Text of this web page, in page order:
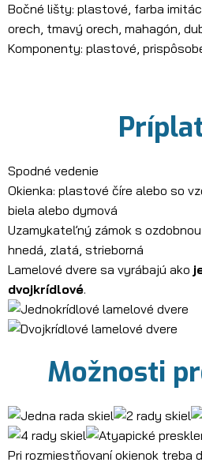
Bočné lišty: plastové, farba
orech, tmavý orech, mahagón,
Komponenty: plastové,
Spodné vedenie
Okienka: plastové číre alebo so
biela alebo dymová
Uzamykateľný zámok s
hnedá, zlatá, strieborná
Lamelové dvere sa vyrábajú ako
dvojkrídlové.
Možnosti
Pri rozmiestňovaní okienok treba